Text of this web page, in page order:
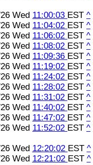
Wed 11:00:03 EST ^
Wed 11:04:02 EST ^
Wed 11:06:02 EST ^
Wed 11:08:02 EST ^
Wed 11:09:36 EST ^
Wed 11:19:02 EST ^
Wed 11:24:02 EST ^
Wed 11:28:02 EST ^
Wed 11:31:02 EST ^
Wed 11:40:02 EST ^
Wed 11:47:02 EST ^
Wed 11:52:02 EST ^
Wed 12:20:02 EST ^
Wed 12:21:02 EST ^